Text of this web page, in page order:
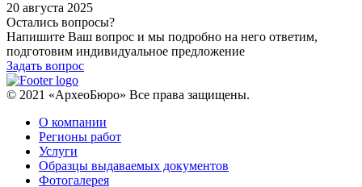
20 августа 2025
Остались вопросы?
Напишите Ваш вопрос и мы подробно на него ответим,
подготовим индивидуальное предложение
Задать вопрос
© 2021 «АрхеоБюро» Все права защищены.
О компании
Регионы работ
Услуги
Образцы выдаваемых документов
Фотогалерея